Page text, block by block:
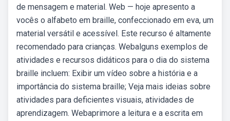
de mensagem e material. Web — hoje apresento a
vocês o alfabeto em braille, confeccionado em eva, um
material versátil e acessível. Este recurso é altamente
recomendado para crianças. Webalguns exemplos de
atividades e recursos didáticos para o dia do sistema
braille incluem: Exibir um vídeo sobre a história e a
importância do sistema braille; Veja mais ideias sobre
atividades para deficientes visuais, atividades de
aprendizagem. Webaprimore a leitura e a escrita em